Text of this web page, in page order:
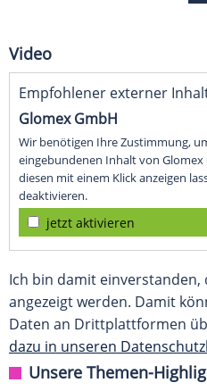
Video
Empfohlener externer
Glomex GmbH
Wir benötigen Ihre Zustimmung,
eingebundenen Inhalt von Glomex
diesen mit einem Klick anzeigen
deaktivieren.
jetzt aktivieren
Ich bin damit
angezeigt werden. Damit
Daten an Drittplattformen
dazu in unseren
Unsere Themen-